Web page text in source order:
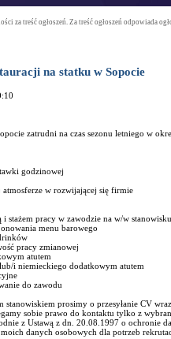
za treść ogłoszeń. Za treść ogłoszeń odpowiada
na statku w Sopocie
zatrudni na czas sezonu letniego w
godzinowej
w rozwijającej się firmie
stażem pracy w zawodzie na w/w stanowisku
menu barowego
pracy zmianowej
atutem
i niemieckiego dodatkowym atutem
do zawodu
stanowiskiem prosimy o przesyłanie CV
sobie prawo do kontaktu tylko z
z Ustawą z dn. 20.08.1997 o ochronie
danych osobowych dla potrzeb